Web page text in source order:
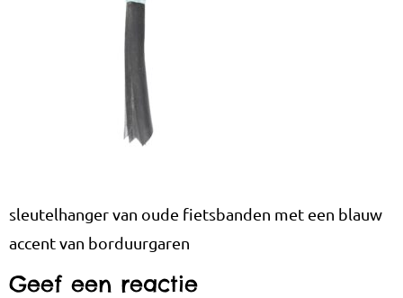
sleutelhanger van oude fietsbanden met een blauw
accent van borduurgaren
Geef een reactie